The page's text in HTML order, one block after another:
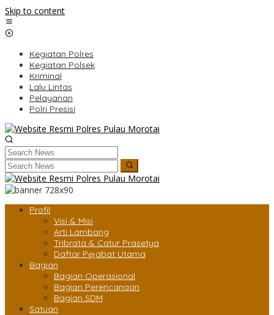
Skip to content
Kegiatan Polres
Kegiatan Polsek
Kriminal
Lalu Lintas
Pelayanan
Polri Presisi
Profil
Visi & Misi
Arti Lambang
Tribrata & Catur Prasetya
Daftar Pejabat Utama
Bagian
Bagian Operasional
Bagian Perencanaan
Bagian SDM
Satuan